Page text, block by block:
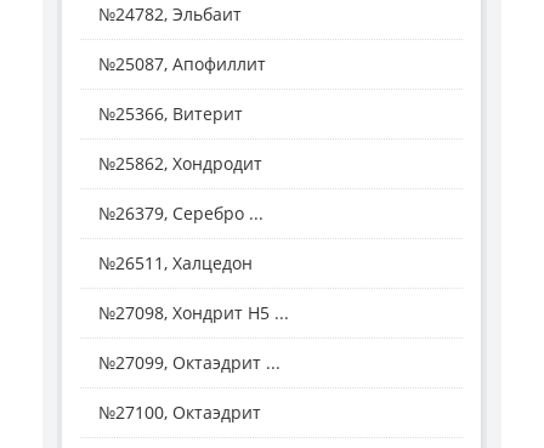
№24782, Эльбаит
№25087, Апофиллит
№25366, Витерит
№25862, Хондродит
№26379, Серебро ...
№26511, Халцедон
№27098, Хондрит H5 ...
№27099, Октаэдрит ...
№27100, Октаэдрит